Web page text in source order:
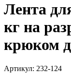
Лента
кг на
крюком
Артикул: 232-124